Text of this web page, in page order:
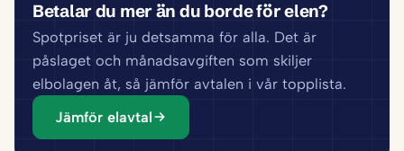
Betalar du mer än du borde för elen?
Spotpriset är ju detsamma för alla. Det är
påslaget och månadsavgiften som skiljer
elbolagen åt, så jämför avtalen i vår topplista.
Jämför elavtal